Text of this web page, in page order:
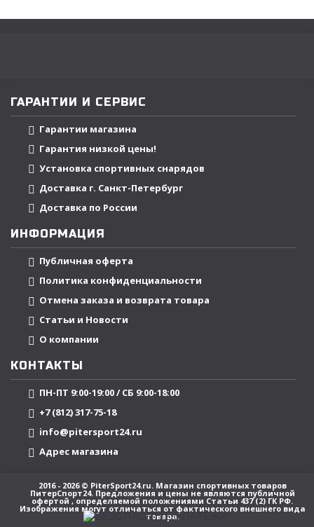
ГАРАНТИИ И СЕРВИС
Гарантии магазина
Гарантия низкой цены!
Установка спортивных снарядов
Доставка г. Санкт-Петербург
Доставка по России
ИНФОРМАЦИЯ
Публичная оферта
Политика конфиденциальности
Отмена заказа и возврата товара
Статьи и Новости
О компании
КОНТАКТЫ
ПН-ПТ 9:00-19:00 / СБ 9:00-18:00
+7 (812) 317-75-18
info@pitersport24.ru
Адрес магазина
2016 - 2026 © PiterSport24.ru. Магазин спортивных товаров
ПитерСпорт24. Предложения и цены не являются публичной
офертой , определяемой положениями Статьи 437 (2) ГК РФ.
Изображения могут отличаться от фактического внешнего вида
товара.